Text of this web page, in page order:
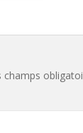
champs